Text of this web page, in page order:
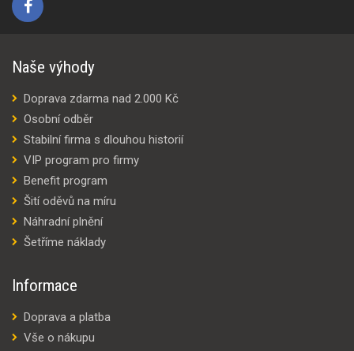
Naše výhody
Doprava zdarma nad 2.000 Kč
Osobní odběr
Stabilní firma s dlouhou historií
VIP program pro firmy
Benefit program
Šití oděvů na míru
Náhradní plnění
Šetříme náklady
Informace
Doprava a platba
Vše o nákupu